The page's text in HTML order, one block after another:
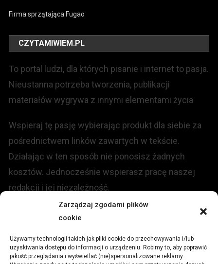
Zarządzaj zgodami plików
cookie
Używamy technologii takich jak pliki cookie do przechowywania i/lub
uzyskiwania dostępu do informacji o urządzeniu. Robimy to, aby poprawić
jakość przeglądania i wyświetlać (nie)spersonalizowane reklamy.
Firma sprzątająca Fugao
CZYTAMIWIEM.PL
To portal ludzi, dla których pisanie i internet to pasja.
Nieustanna potrzeba tworzenia, publikacji
materiałów wygrywa z innymi elementami życia
Wspieraj tę pasję wybierając produkt dla siebie za
pośrednictwem linków zawartych w tekście.
Działając w ten sposób nie ponosisz żadnych
kosztów. Jednocześnie wspierasz pracę naszej
redakcji i jej niezależność.
Redakcja portalu: